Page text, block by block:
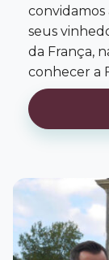
seus
da França,
conhecer a